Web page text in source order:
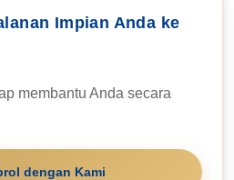
Impian Anda ke
membantu Anda secara
dengan Kami